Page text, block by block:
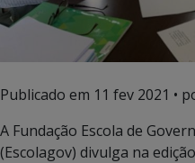
Publicado em 11 fev 2021 •
A Fundação Escola de
(Escolagov) divulga na